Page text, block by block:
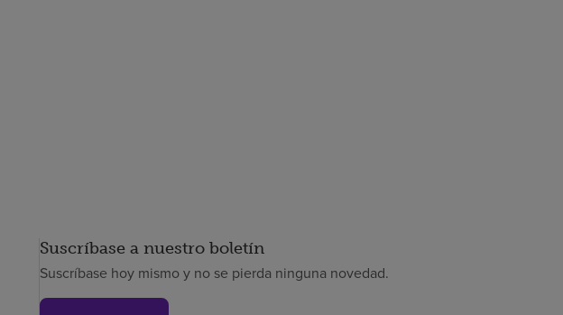
Suscríbase a nuestro boletín
Suscríbase hoy mismo y no se pierda ninguna novedad.